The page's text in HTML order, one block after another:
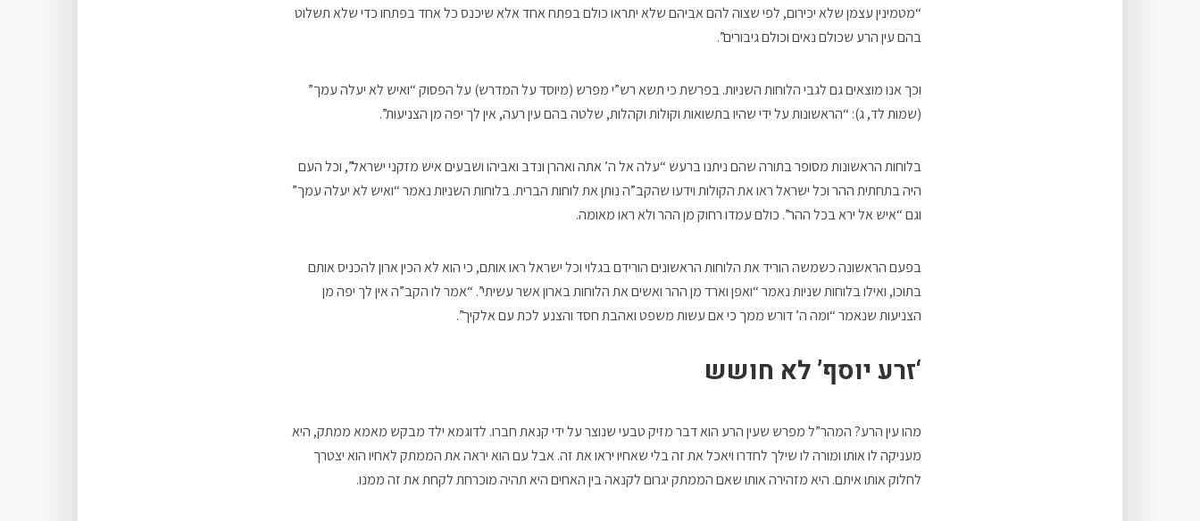
“מטמינין עצמן שלא יכירום, לפי שצוה להם אביהם שלא יתראו כולם בפתח אחד אלא שיכנס כל אחד בפתחו כדי שלא תשלוט
בהם עין הרע שכולם נאים וכולם גיבורים”.
וכך אנו מוצאים גם לגבי הלוחות השניות. בפרשת כי תשא רש”י מפרש (מיוסד על המדרש) על הפסוק “ואיש לא יעלה עמך”
(שמות לד, ג): “הראשונות על ידי שהיו בתשואות וקולות וקהלות, שלטה בהם עין רעה, אין לך יפה מן הצניעות”.
בלוחות הראשונות מסופר בתורה שהם ניתנו ברעש “עלה אל ה’ אתה ואהרן ונדב ואביהו ושבעים איש מזקני ישראל”, וכל העם
היה בתחתית ההר וכל ישראל ראו את הקולות וידעו שהקב”ה נותן את לוחות הברית. בלוחות השניות נאמר “ואיש לא יעלה עמך”
וגם “איש אל ירא בכל ההר”. כולם עמדו רחוק מן ההר ולא ראו מאומה.
בפעם הראשונה כשמשה הוריד את הלוחות הראשונים הורידם בגלוי וכל ישראל ראו אותם, כי הוא לא הכין ארון להכניס אותם
בתוכו, ואילו בלוחות שניות נאמר “ואפן וארד מן ההר ואשים את הלוחות בארון אשר עשיתי”. “אמר לו הקב”ה אין לך יפה מן
הצניעות שנאמר “ומה ה’ דורש ממך כי אם עשות משפט ואהבת חסד והצנע לכת עם אלקיך”.
‘זרע יוסף’ לא חושש
מהו עין הרע? המהר”ל מפרש שעין הרע הוא דבר מזיק טבעי שנוצר על ידי קנאת חברו. לדוגמא ילד מבקש מאמא ממתק, היא
מעניקה לו אותו ומורה לו שילך לחדרו ויאכל את זה בלי שאחיו יראו את זה. אבל עם הוא יראה את הממתק לאחיו הוא יצטרך
לחלוק אותו איתם. היא מזהירה אותו שאם הממתק יגרום לקנאה בין האחים היא תהיה מוכרחת לקחת את זה ממנו.